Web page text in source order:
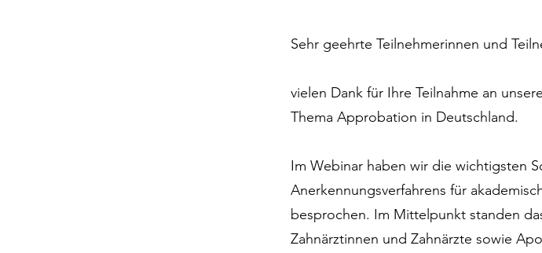
Sehr geehrte Teilnehmerinnen und
vielen Dank für Ihre Teilnahme an
Thema Approbation in Deutschland.
Im Webinar haben wir die wichtigsten
Anerkennungsverfahrens für
besprochen. Im Mittelpunkt standen
Zahnärztinnen und Zahnärzte sowie